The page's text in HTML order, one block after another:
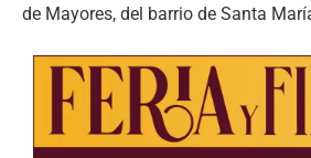
de Mayores, del barrio de Santa